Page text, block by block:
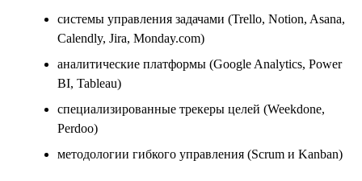
системы управления задачами (Trello, Notion, Asana,
Calendly, Jira, Monday.com)
аналитические платформы (Google Analytics, Power
BI, Tableau)
специализированные трекеры целей (Weekdone,
Perdoo)
методологии гибкого управления (Scrum и Kanban)